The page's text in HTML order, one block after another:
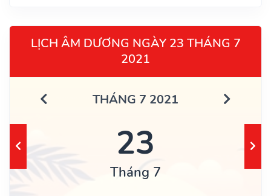
LỊCH ÂM DƯƠNG NGÀY 23 THÁNG 7
2021
THÁNG 7 2021
23
Tháng 7